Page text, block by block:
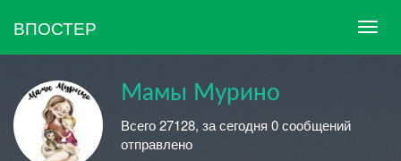
ВПОСТЕР
Мамы Мурино
Всего 27128, за сегодня 0 сообщений
отправлено